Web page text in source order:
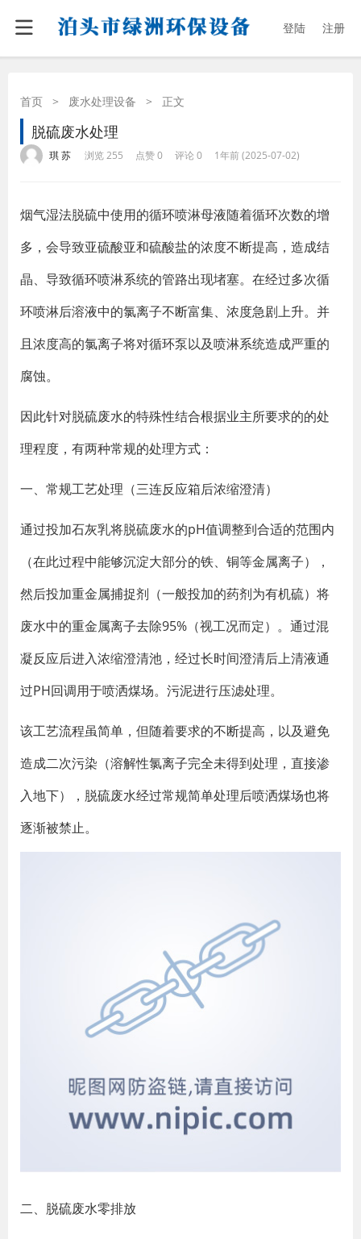
登陆 注册
首页 > 废水处理设备 > 正文
脱硫废水处理
琪 苏 浏览 255 点赞 0 评论 0 1年前 (2025-07-02)
烟气湿法脱硫中使用的循环喷淋母液随着循环次数的增
多，会导致亚硫酸亚和硫酸盐的浓度不断提高，造成结
晶、导致循环喷淋系统的管路出现堵塞。在经过多次循
环喷淋后溶液中的氯离子不断富集、浓度急剧上升。并
且浓度高的氯离子将对循环泵以及喷淋系统造成严重的
腐蚀。
因此针对脱硫废水的特殊性结合根据业主所要求的的处
理程度，有两种常规的处理方式：
一、常规工艺处理（三连反应箱后浓缩澄清）
通过投加石灰乳将脱硫废水的pH值调整到合适的范围内
（在此过程中能够沉淀大部分的铁、铜等金属离子），
然后投加重金属捕捉剂（一般投加的药剂为有机硫）将
废水中的重金属离子去除95%（视工况而定）。通过混
凝反应后进入浓缩澄清池，经过长时间澄清后上清液通
过PH回调用于喷洒煤场。污泥进行压滤处理。
该工艺流程虽简单，但随着要求的不断提高，以及避免
造成二次污染（溶解性氯离子完全未得到处理，直接渗
入地下），脱硫废水经过常规简单处理后喷洒煤场也将
逐渐被禁止。
二、脱硫废水零排放